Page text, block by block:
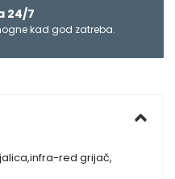
24/7
kad god zatreba.
red grijač,